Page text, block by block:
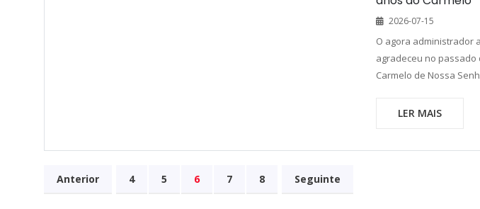
2026-07-15
O agora administrador
agradeceu no passado
Carmelo de Nossa
LER MAIS
Anterior 4 5 6 7 8 Seguinte